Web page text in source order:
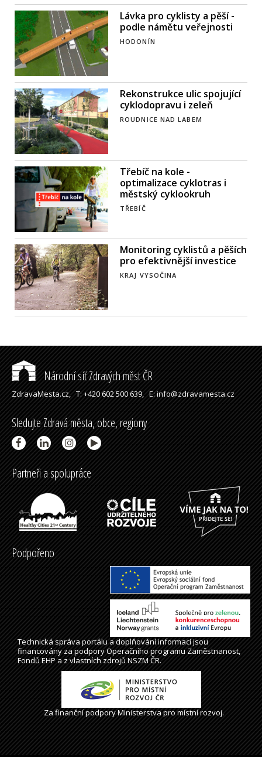
Lávka pro cyklisty a pěší -
podle námětu veřejnosti
HODONÍN
Rekonstrukce ulic spojující
cyklodopravu i zeleň
ROUDNICE NAD LABEM
Třebíč na kole -
optimalizace cyklotras i
městský cyklookruh
TŘEBÍČ
Monitoring cyklistů a pěších
pro efektivnější investice
KRAJ VYSOČINA
Národní síť Zdravých měst ČR
ZdravaMesta.cz,T: +420 602 500 639,E: info@zdravamesta.cz
Sledujte Zdravá města, obce, regiony
Partneři a spolupráce
Podpořeno
Technická správaportálua doplňování informací jsou
financovány za podpory Operačního programu Zaměstnanost,
Fondů EHP a z vlastních zdrojů NSZM ČR.
Za finanční podpory Ministerstva pro místní rozvoj.